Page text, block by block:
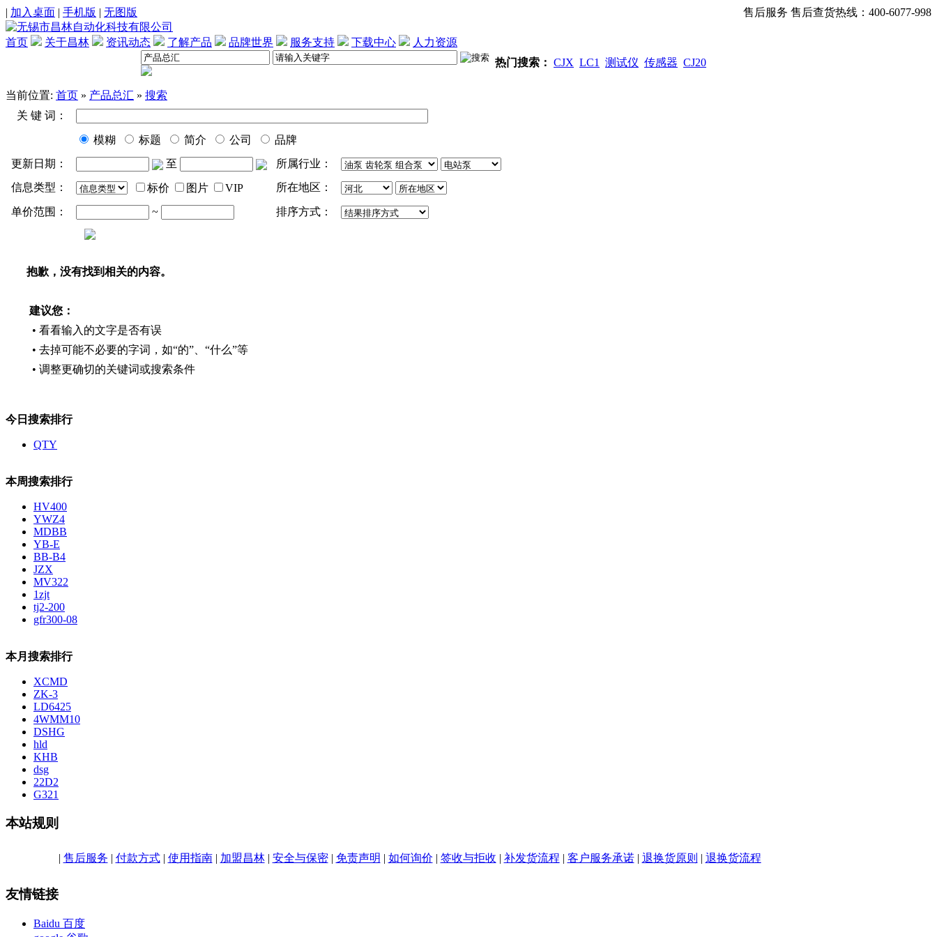
| 加入桌面 | 手机版 | 无图版 售后服务 售后查货热线：400-6077-998
首页 关于昌林 资讯动态 了解产品 品牌世界 服务支持 下载中心
人力资源
热门搜索： CJX LC1 测试仪 传感器 CJ20
当前位置: 首页 » 产品总汇 » 搜索
关 键 词：
模糊 标题 简介 公司
品牌
更新日期：
至
所属行业：
信息类型：
标价 图片 VIP 所在地区：
单价范围： ~ 排序方式：
抱歉，没有找到相关的内容。
建议您：
• 看看输入的文字是否有误
• 去掉可能不必要的字词，如“的”、“什么”等
• 调整更确切的关键词或搜索条件
今日搜索排行
QTY
本周搜索排行
HV400
YWZ4
MDBB
YB-E
BB-B4
JZX
MV322
1zjt
tj2-200
gfr300-08
本月搜索排行
XCMD
ZK-3
LD6425
4WMM10
DSHG
hld
KHB
dsg
22D2
G321
本站规则
| 售后服务 | 付款方式| 使用指南| 加盟昌林| 安全与保密| 免责声明 | 如何询价 | 签收与拒收 | 补发货流程 | 客户服务承诺| 退换货原则 | 退换货流程
友情链接
Baidu 百度